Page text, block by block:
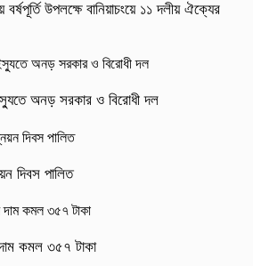
উপলক্ষে বানিয়াচংয়ে ১১ দলীয় ঐক্যের
অনড় সরকার ও বিরোধী দল
দিবস পালিত
দাম কমল ৩৫৭ টাকা